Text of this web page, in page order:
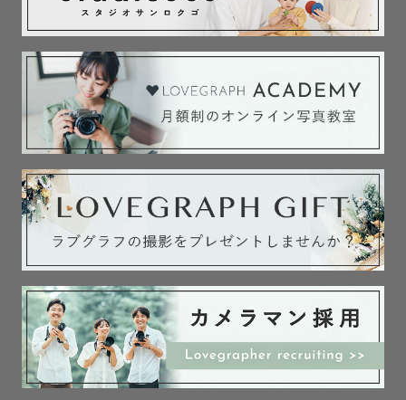
ラブグラフを主軸にしながら、母校や法人での撮影も行っ
ているフリーランスカメラマンです📷´-
📍東京都練馬区生まれ、育ち、在住
中高大の10年間は、西東京市へ。
母校大好き♡
趣味は地図を見ること、特技は土地勘を掴むこと。
推しの傾向は黒レンジャー。卒論は江戸東京野菜。前職は
青果市場CS。
日常の半径500mで起こる、小さな面白いことや時代の狭間
でキラリと光るものが大好きです。
#舞台鑑賞 #ラジオ #Podcast #ブラタモリ
#アイドル観察 ＃世相観察